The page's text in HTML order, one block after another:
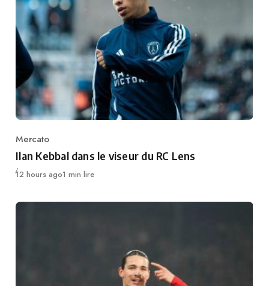
Category
Mercato
Ilan Kebbal dans le viseur du RC Lens
Publié
12 hours ago1 min lire